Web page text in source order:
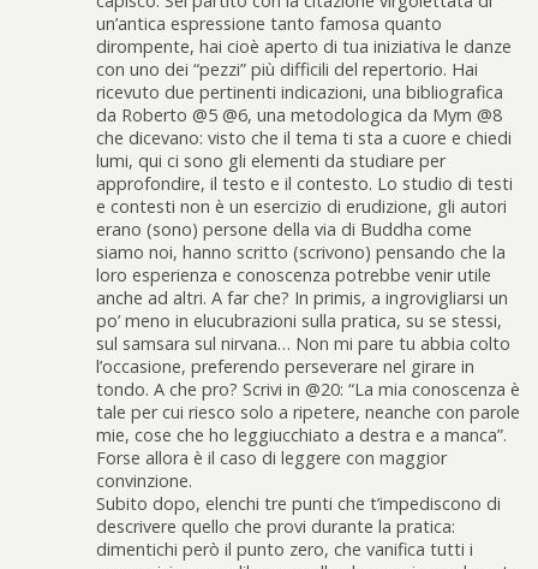
un’antica espressione tanto famosa quanto
dirompente, hai cioè aperto di tua iniziativa le danze
con uno dei “pezzi” più difficili del repertorio. Hai
ricevuto due pertinenti indicazioni, una bibliografica
da Roberto @5 @6, una metodologica da Mym @8
che dicevano: visto che il tema ti sta a cuore e chiedi
lumi, qui ci sono gli elementi da studiare per
approfondire, il testo e il contesto. Lo studio di testi
e contesti non è un esercizio di erudizione, gli autori
erano (sono) persone della via di Buddha come
siamo noi, hanno scritto (scrivono) pensando che la
loro esperienza e conoscenza potrebbe venir utile
anche ad altri. A far che? In primis, a ingrovigliarsi un
po’ meno in elucubrazioni sulla pratica, su se stessi,
sul samsara sul nirvana… Non mi pare tu abbia colto
l’occasione, preferendo perseverare nel girare in
tondo. A che pro? Scrivi in @20: “La mia conoscenza è
tale per cui riesco solo a ripetere, neanche con parole
mie, cose che ho leggiucchiato a destra e a manca”.
Forse allora è il caso di leggere con maggior
convinzione.
Subito dopo, elenchi tre punti che t’impediscono di
descrivere quello che provi durante la pratica:
dimentichi però il punto zero, che vanifica tutti i